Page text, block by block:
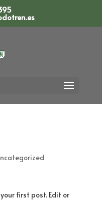
first post. Edit or